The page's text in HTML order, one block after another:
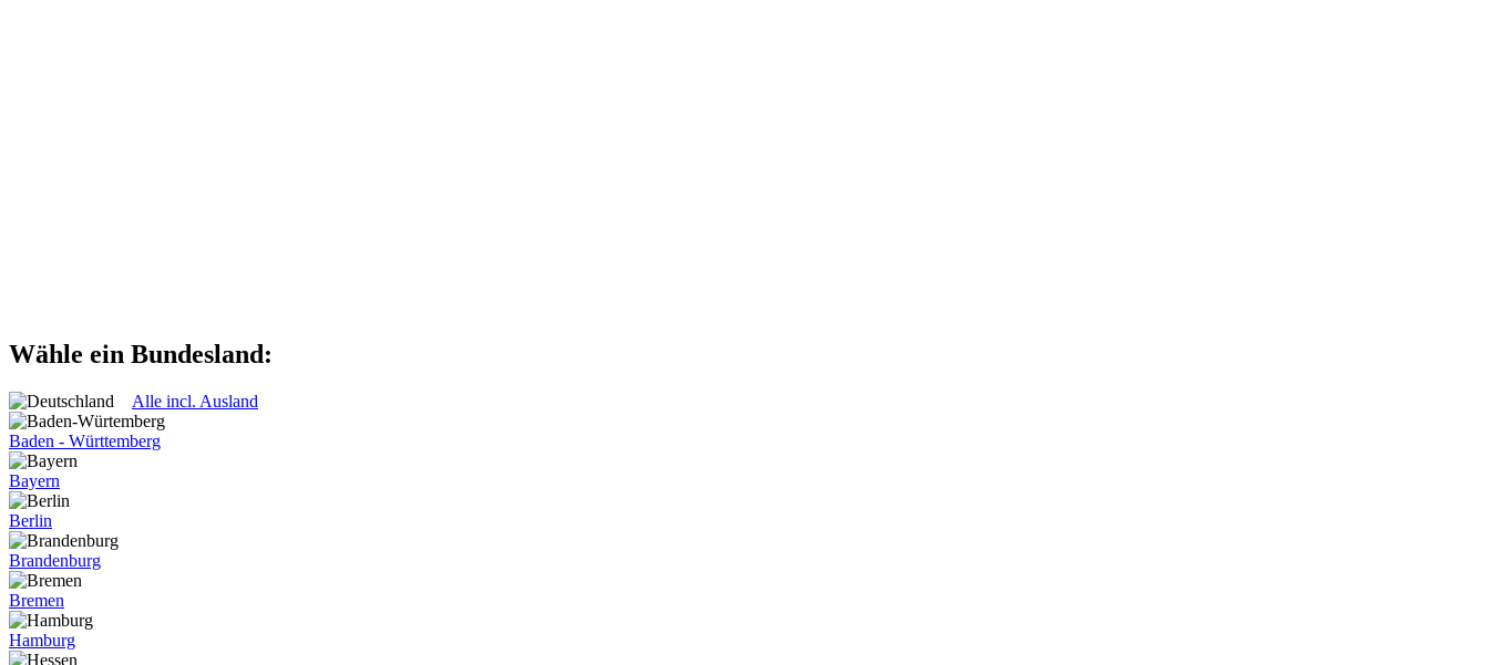
Wähle ein Bundesland:
Alle incl. Ausland
Baden - Württemberg
Bayern
Berlin
Brandenburg
Bremen
Hamburg